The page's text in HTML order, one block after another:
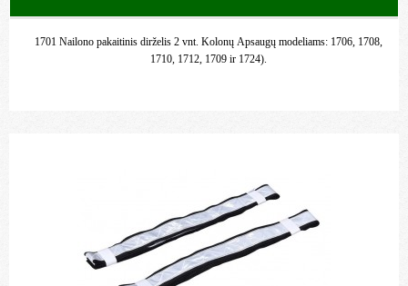
1701 Nailono pakaitinis dirželis 2 vnt. Kolonų Apsaugų modeliams: 1706, 1708,
1710, 1712, 1709 ir 1724).